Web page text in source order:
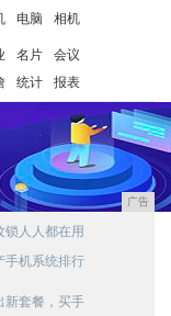
电脑 相机
名片
会议
统计 报表
广告
锁人人都在用
手机系统排行
新套餐，买手